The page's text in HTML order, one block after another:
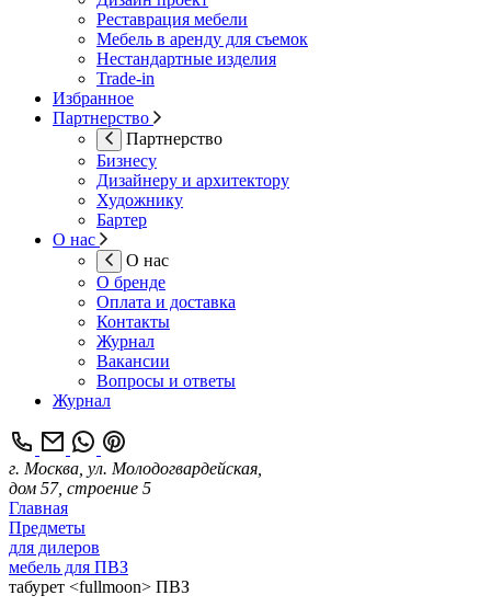
Реставрация мебели
Мебель в аренду для съемок
Нестандартные изделия
Trade-in
Избранное
Партнерство
Партнерство
Бизнесу
Дизайнеру и архитектору
Художнику
Бартер
О нас
О нас
О бренде
Оплата и доставка
Контакты
Журнал
Вакансии
Вопросы и ответы
Журнал
г. Москва, ул. Молодогвардейская,
дом 57, строение 5
Главная
Предметы
для дилеров
мебель для ПВЗ
табурет <fullmoon> ПВЗ